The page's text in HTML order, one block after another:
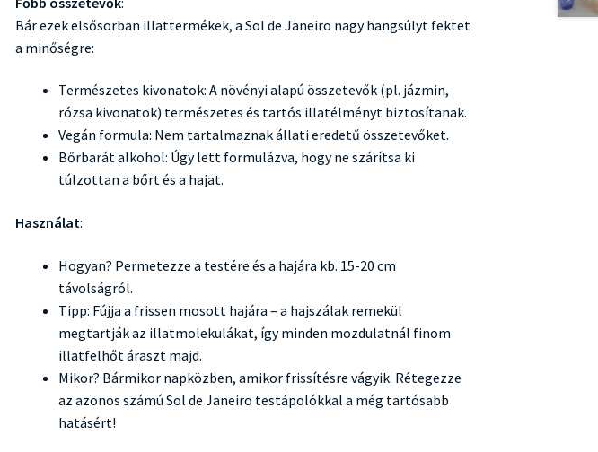
Bár ezek elsősorban illattermékek, a Sol de Janeiro nagy hangsúlyt fektet
a minőségre:
Természetes kivonatok: A növényi alapú összetevők (pl. jázmin,
rózsa kivonatok) természetes és tartós illatélményt biztosítanak.
Vegán formula: Nem tartalmaznak állati eredetű összetevőket.
Bőrbarát alkohol: Úgy lett formulázva, hogy ne szárítsa ki
túlzottan a bőrt és a hajat.
Használat:
Hogyan? Permetezze a testére és a hajára kb. 15-20 cm
távolságról.
Tipp: Fújja a frissen mosott hajára – a hajszálak remekül
megtartják az illatmolekulákat, így minden mozdulatnál finom
illatfelhőt áraszt majd.
Mikor? Bármikor napközben, amikor frissítésre vágyik. Rétegezze
az azonos számú Sol de Janeiro testápolókkal a még tartósabb
hatásért!